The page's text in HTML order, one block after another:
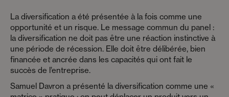
La diversification a été présentée à la fois comme une
opportunité et un risque. Le message commun du panel :
la diversification ne doit pas être une réaction instinctive à
une période de récession. Elle doit être délibérée, bien
financée et ancrée dans les capacités qui ont fait le
succès de l’entreprise.
Samuel Davron a présenté la diversification comme une «